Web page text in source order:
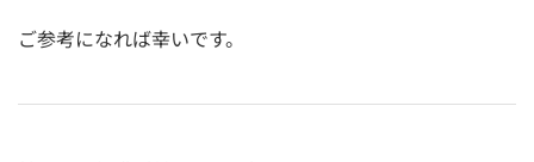
ご参考になれば幸いです。